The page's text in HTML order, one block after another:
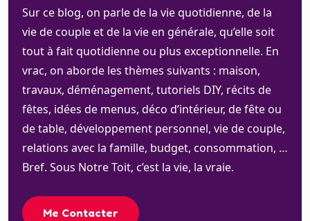
Sur ce blog, on parle de la vie quotidienne, de la
vie de couple et de la vie en générale, qu’elle soit
tout à fait quotidienne ou plus exceptionnelle. En
vrac, on aborde les thèmes suivants : maison,
travaux, déménagement, tutoriels DIY, récits de
fêtes, idées de menus, déco d’intérieur, de fête ou
de table, développement personnel, vie de couple,
relations avec la famille, budget, consommation, …
Bref. Sous Notre Toit, c’est la vie, la vraie.
Me Contacter